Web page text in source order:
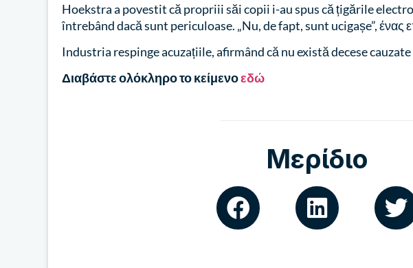
Hoekstra a povestit că propriii săi copii i-au spus că țigările
întrebând dacă sunt periculoase. „Nu, de fapt, sunt ucigașe”, ένας
Industria respinge acuzațiile, afirmând că nu există decese
Διαβάστε ολόκληρο το κείμενοεδώ
Μερίδιο